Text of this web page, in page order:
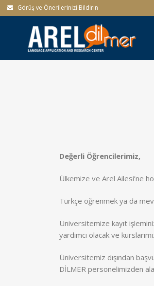
Görüş ve Önerilerinizi Bildirin
Değerli Öğrencilerimiz,
Ülkemize ve Arel Ailesi’ne
Türkçe öğrenmek ya da
Üniversitemize kayıt
yardımcı olacak ve
Üniversitemiz dışından
DİLMER personelimizden